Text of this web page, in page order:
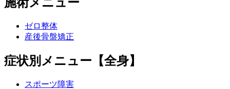
施術メニュー
ゼロ整体
産後骨盤矯正
症状別メニュー【全身】
スポーツ障害